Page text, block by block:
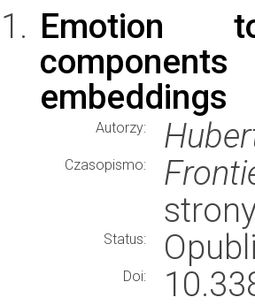
Emotion
embeddings
Autorzy:
Czasopismo:
Status:
Doi: